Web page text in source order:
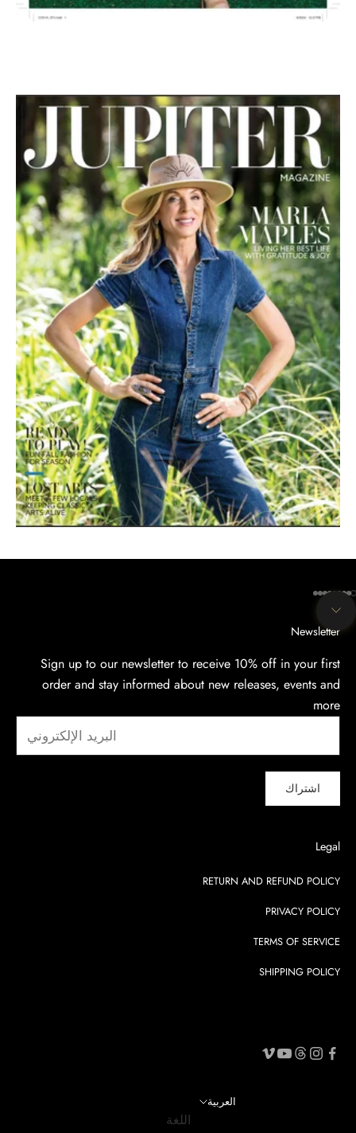
الانتقال إلى العنصر 1
الانتقال إلى العنصر 2
الانتقال إلى العنصر 3
الانتقال إلى العنصر 4
الانتقال إلى العنصر 5
الانتقال إلى العنصر 6
الانتقال إلى العنصر 7
الانتقال إلى العنصر 8
الانتقال إلى العنصر 9
الانتقال إلى القسم التالي
Newsletter
Sign up to our newsletter to receive 10% off in your first
order and stay informed about new releases, events and
more
اشتراك
Legal
RETURN AND REFUND POLICY
PRIVACY POLICY
TERMS OF SERVICE
SHIPPING POLICY
العربية
اللغة